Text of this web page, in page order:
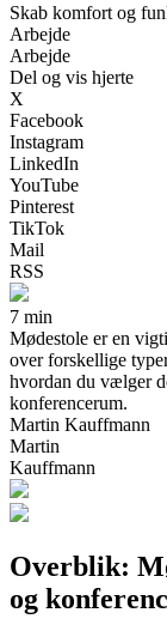
Skab komfort og
Arbejde
Arbejde
Del og vis hjerte
X
Facebook
Instagram
LinkedIn
YouTube
Pinterest
TikTok
Mail
RSS
7 min
Mødestole er en
over forskellige
hvordan du vælger
konferencerum.
Martin Kauffmann
Martin
Kauffmann
Overblik:
og